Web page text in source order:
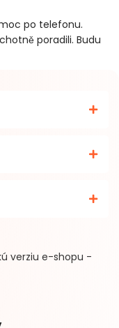
po telefonu.
poradili. Budu
verziu e-shopu -